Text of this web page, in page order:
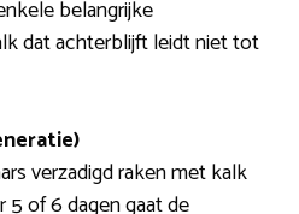
belangrijke
dat achterblijft leidt niet tot
verzadigd raken met kalk
5 of 6 dagen gaat de